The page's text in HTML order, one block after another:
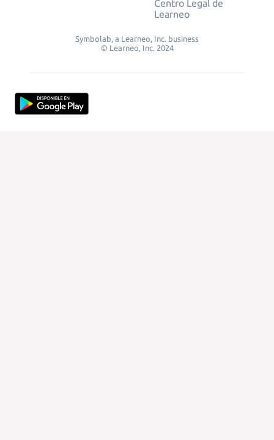
Centro Legal de
Learneo
Symbolab, a Learneo, Inc. business
© Learneo, Inc. 2024